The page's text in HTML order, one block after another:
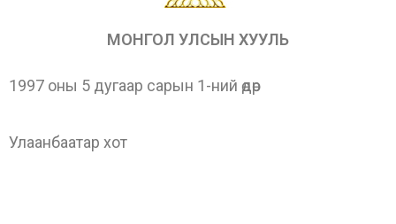
МОНГОЛ УЛСЫН ХУУЛЬ
1997 оны 5 дугаар сарын 1-ний өдөр
Улаанбаатар хот